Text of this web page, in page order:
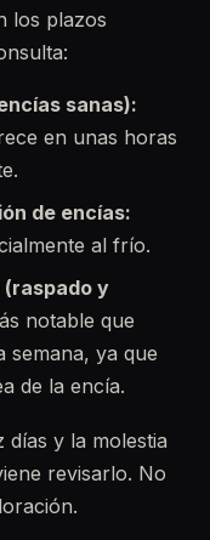
los plazos
sanas):
en unas horas
de encías:
al frío.
y
notable que
semana, ya que
de la encía.
días y la molestia
revisarlo. No